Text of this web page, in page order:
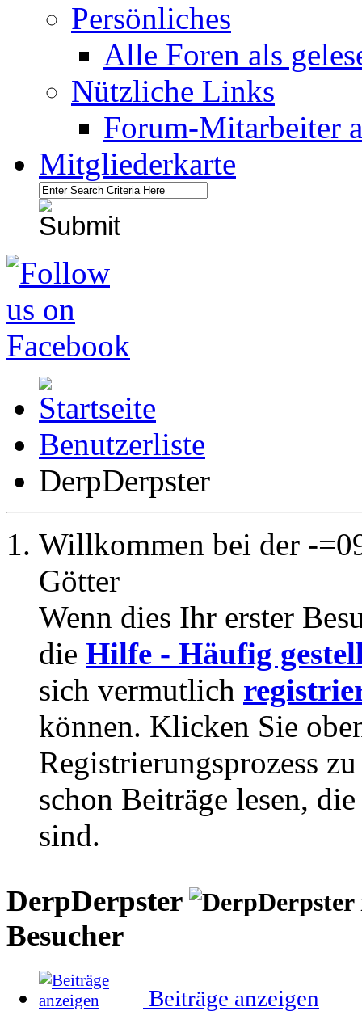
Persönliches
Alle Foren als
Nützliche Links
Forum-Mitarbeiter
Mitgliederkarte
Benutzerliste
DerpDerpster
Willkommen bei der -
Götter
Wenn dies Ihr erster
die Hilfe - Häufig
sich vermutlich
können. Klicken Sie
Registrierungsprozess
schon Beiträge lesen,
sind.
DerpDerpster
Besucher
Beiträge anzeigen